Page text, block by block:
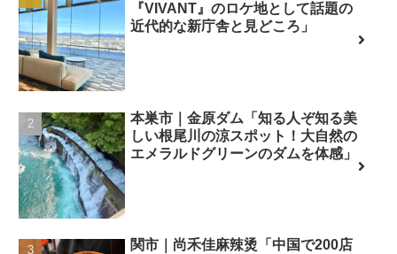
『VIVANT』のロケ地として話題の
近代的な新庁舎と見どころ」
本巣市｜金原ダム「知る人ぞ知る美
しい根尾川の涼スポット！大自然の
エメラルドグリーンのダムを体感」
関市｜尚禾佳麻辣烫「中国で200店